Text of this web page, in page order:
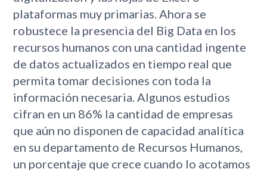
plataformas muy primarias. Ahora se
robustece la presencia del Big Data en los
recursos humanos con una cantidad ingente
de datos actualizados en tiempo real que
permita tomar decisiones con toda la
información necesaria. Algunos estudios
cifran en un 86% la cantidad de empresas
que aún no disponen de capacidad analítica
en su departamento de Recursos Humanos,
un porcentaje que crece cuando lo acotamos